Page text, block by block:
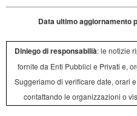
Data ultimo aggiornamento
Diniego di responsabilià: le notizie
fornite da Enti Pubblici e Privati e,
Suggeriamo di verificare date, orari
contattando le organizzazioni o